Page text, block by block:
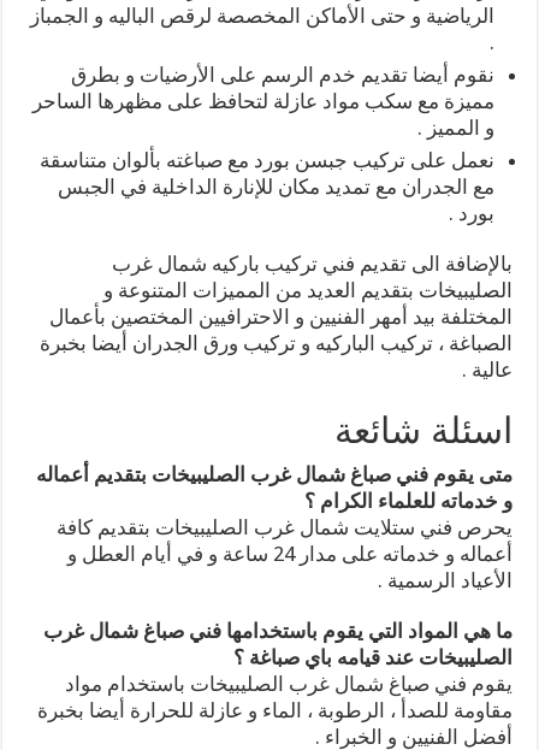
الرياضية و حتى الأماكن المخصصة لرقص الباليه و الجمباز
.
نقوم أيضا تقديم خدم الرسم على الأرضيات و بطرق
مميزة مع سكب مواد عازلة لتحافظ على مظهرها الساحر
و المميز .
نعمل على تركيب جبسن بورد مع صباغته بألوان متناسقة
مع الجدران مع تمديد مكان للإنارة الداخلية في الجبس
بورد .
بالإضافة الى تقديم فني تركيب باركيه شمال غرب
الصليبيخات بتقديم العديد من المميزات المتنوعة و
المختلفة بيد أمهر الفنيين و الاحترافيين المختصين بأعمال
الصباغة ، تركيب الباركيه و تركيب ورق الجدران أيضا بخبرة
عالية .
اسئلة شائعة
متى يقوم فني صباغ شمال غرب الصليبيخات بتقديم أعماله
و خدماته للعلماء الكرام ؟
يحرص فني ستلايت شمال غرب الصليبيخات بتقديم كافة
أعماله و خدماته على مدار 24 ساعة و في أيام العطل و
الأعياد الرسمية .
ما هي المواد التي يقوم باستخدامها فني صباغ شمال غرب
الصليبيخات عند قيامه باي صباغة ؟
يقوم فني صباغ شمال غرب الصليبيخات باستخدام مواد
مقاومة للصدأ ، الرطوبة ، الماء و عازلة للحرارة أيضا بخبرة
أفضل الفنيين و الخبراء .